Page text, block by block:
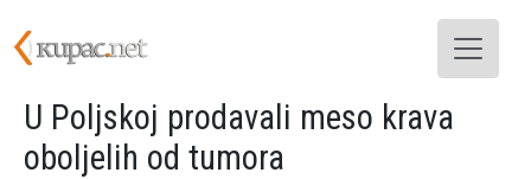
U Poljskoj prodavali meso krava
oboljelih od tumora